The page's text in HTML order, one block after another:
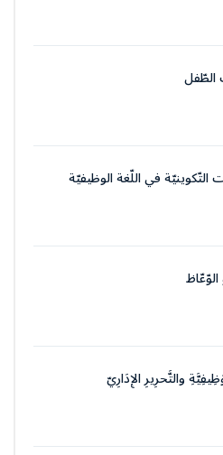
الطّفل
التّكوينيّة في اللّغة الوظيفيّة
والتَّحرِيرِ الإِدَارِيّ